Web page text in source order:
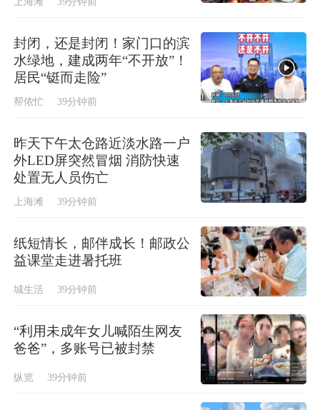
封闭，还是封闭！家门口的滨
水绿地，建成两年“不开放”！
居民“铤而走险”
帮侬忙 39分钟前
昨天下午太仓路近淡水路一户
外LED屏突然冒烟 消防快速
处置无人员伤亡
上海滩 39分钟前
纸短情长，邮伴成长！邮政公
益课堂走进暑托班
城生活 39分钟前
“利用未成年女儿喊陌生网友
爸爸”，多账号已被封禁
纵览 39分钟前